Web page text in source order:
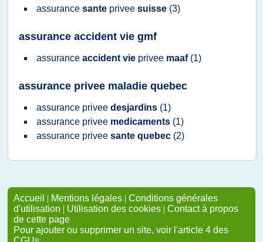
assurance sante privee suisse (3)
assurance accident vie gmf
assurance accident vie privee maaf (1)
assurance privee maladie quebec
assurance privee desjardins (1)
assurance privee medicaments (1)
assurance privee sante quebec (2)
Accueil | Mentions légales | Conditions générales
d'utilisation | Utilisation des cookies | Contact à propos
de cette page
Pour ajouter ou supprimer un site, voir l'article 4 des